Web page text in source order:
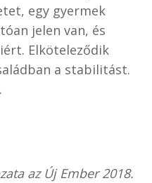
egy gyermek
jelen van, és
Elköteleződik
a stabilitást.
az Új Ember 2018.